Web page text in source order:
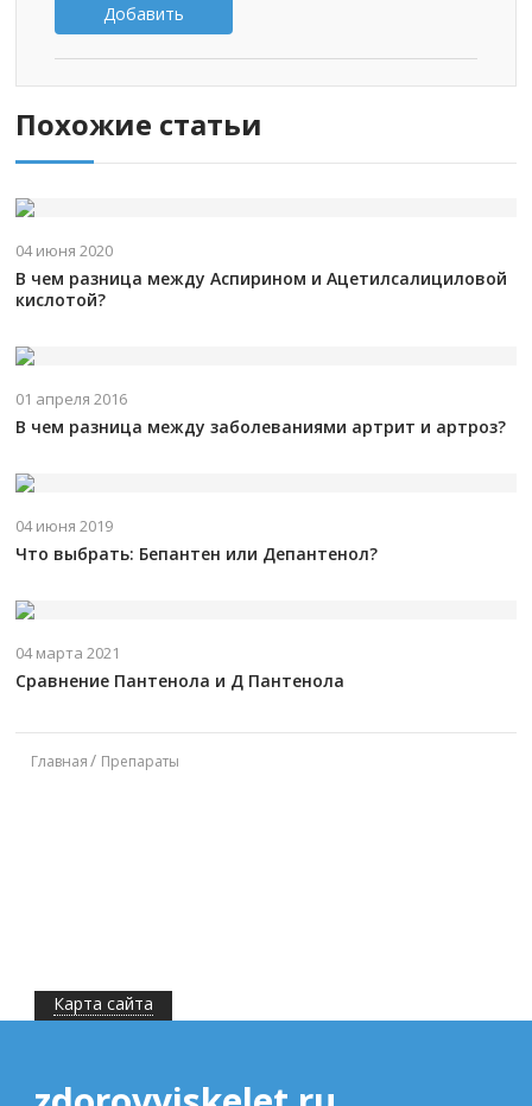
Добавить
Похожие статьи
04 июня 2020
В чем разница между Аспирином и Ацетилсалициловой
кислотой?
01 апреля 2016
В чем разница между заболеваниями артрит и артроз?
04 июня 2019
Что выбрать: Бепантен или Депантенол?
04 марта 2021
Сравнение Пантенола и Д Пантенола
Главная Препараты
Карта сайта